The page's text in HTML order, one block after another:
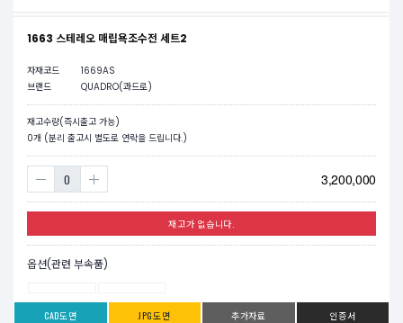
1663 스테레오 매립욕조수전 세트2
자재코드
1669AS
브랜드
QUADRO(콰드로)
재고수량(즉시출고 가능)
0개 (분리 출고시 별도로 연락을 드립니다.)
3,200,000
재고가 없습니다.
옵션(관련 부속품)
CAD도면 JPG도면 추가자료 인증서